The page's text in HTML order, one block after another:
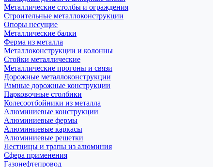
Металлические столбы и ограждения
Строительные металлоконструкции
Опоры несущие
Металлические балки
Ферма из металла
Металлоконструкции и колонны
Стойки металлические
Металлические прогоны и связи
Дорожные металлоконструкции
Рамные дорожные конструкции
Парковочные столбики
Колесоотбойники из металла
Алюминиевые конструкции
Алюминиевые фермы
Алюминиевые каркасы
Алюминиевые решетки
Лестницы и трапы из алюминия
Сфера применения
Газонефтепровод